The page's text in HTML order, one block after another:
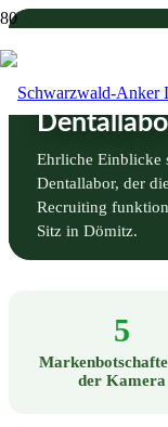
Wandtke
Ehrliche Einblicke
Dentallabor, der
Recruiting
Sitz in Dömitz.
5
der Kamera